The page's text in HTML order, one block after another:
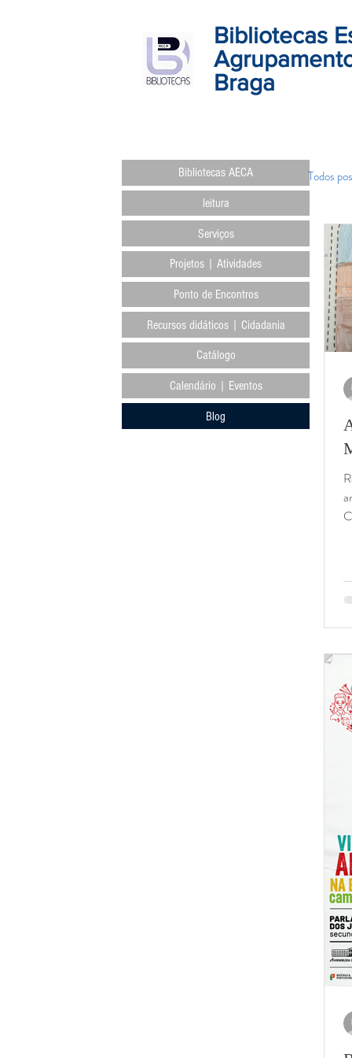
Bibliotecas
Braga
Todos
Bibliotecas AECA
leitura
Serviços
Projetos | Atividades
Ponto de Encontros
Recursos didáticos | Cidadania
Catálogo
Calendário | Eventos
Blog